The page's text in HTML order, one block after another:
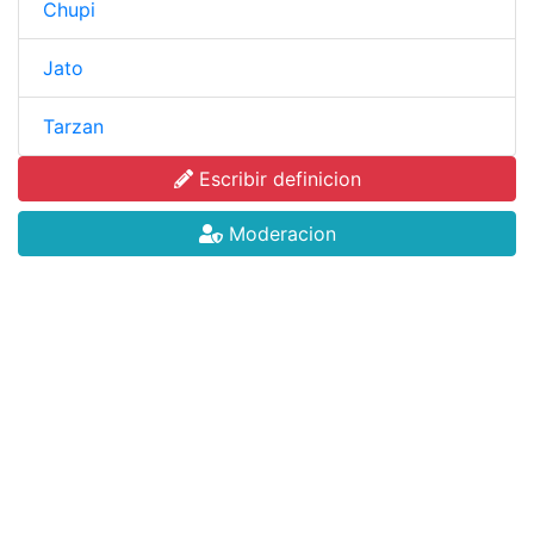
Chupi
Jato
Tarzan
Escribir definicion
Moderacion